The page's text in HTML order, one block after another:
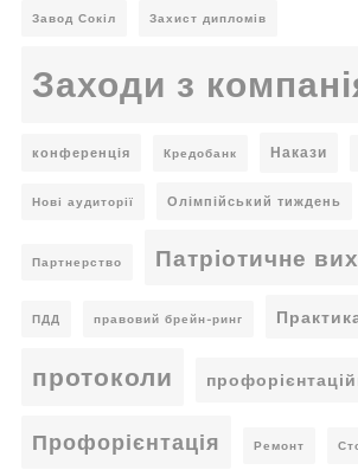
Завод Сокіл Захист дипломів
Заходи з
конференція Кредобанк Накази
Нові аудиторії Олімпійський тиждень
Партнерство Патріотичне
ПДД правовий брейн-ринг
протоколи
Профорієнтація Ремонт